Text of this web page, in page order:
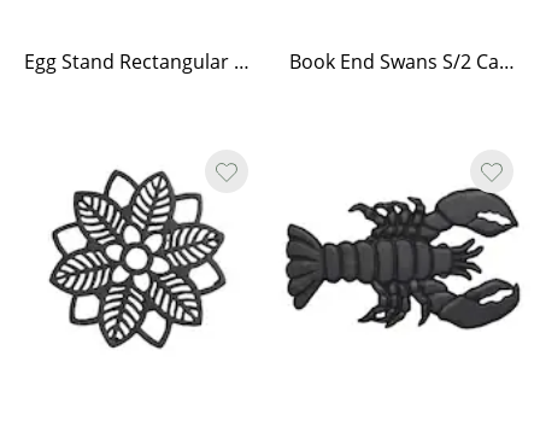
Egg Stand Rectangular Cast Iron Book End Swans S/2 Cast Iron